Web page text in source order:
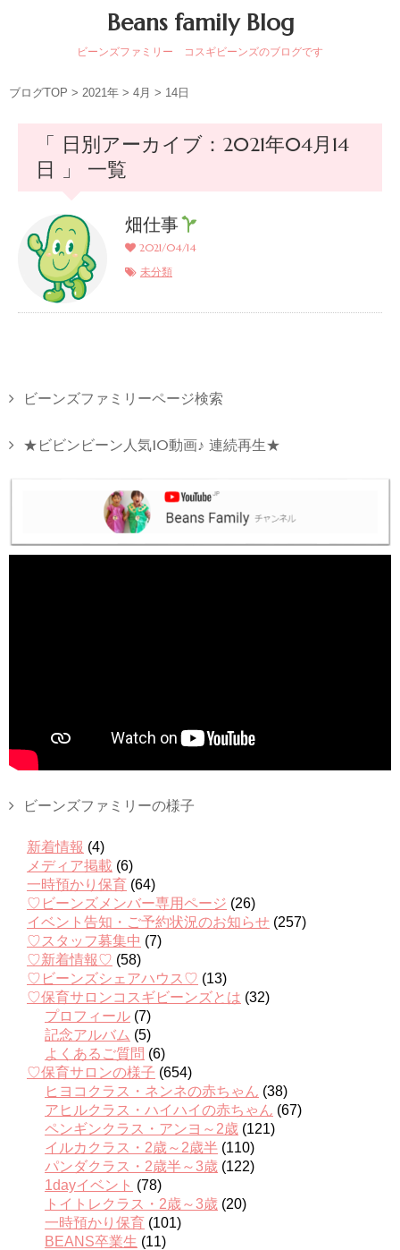
Beans family Blog
ビーンズファミリー コスギビーンズのブログです
ブログTOP > 2021年 > 4月 > 14日
「 日別アーカイブ：2021年04月14
日 」 一覧
畑仕事
2021/04/14
未分類
ビーンズファミリーページ検索
★ビビンビーン人気10動画♪ 連続再生★
ビーンズファミリーの様子
新着情報 (4)
メディア掲載 (6)
一時預かり保育 (64)
♡ビーンズメンバー専用ページ (26)
イベント告知・ご予約状況のお知らせ (257)
♡スタッフ募集中 (7)
♡新着情報♡ (58)
♡ビーンズシェアハウス♡ (13)
♡保育サロンコスギビーンズとは (32)
プロフィール (7)
記念アルバム (5)
よくあるご質問 (6)
♡保育サロンの様子 (654)
ヒヨコクラス・ネンネの赤ちゃん (38)
アヒルクラス・ハイハイの赤ちゃん (67)
ペンギンクラス・アンヨ～2歳 (121)
イルカクラス・2歳～2歳半 (110)
パンダクラス・2歳半～3歳 (122)
1dayイベント (78)
トイトレクラス・2歳～3歳 (20)
一時預かり保育 (101)
BEANS卒業生 (11)